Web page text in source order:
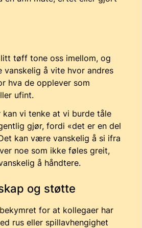
tøff tone oss imellom, og
å vite hvor andres
hva de opplever som
ufint.
kan vi tenke at vi burde tåle
gjør, fordi «det er en del
kan være vanskelig å si ifra
noe som ikke føles greit,
å håndtere.
og støtte
for at kollegaer har
rus eller spillavhengighet